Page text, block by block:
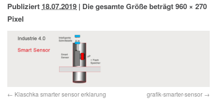
IMPRESSUM
Publiziert 18.07.2019 | Die gesamte Größe beträgt960 × 270
Pixel
Klaschka smarter sensor erklarung grafik-smarter-sensor